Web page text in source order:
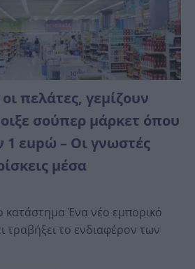
πελάτες, γεμίζουν
σούπερ μάρκετ όπου
1 εupώ – Οι γνωστές
μέσα
κατάστημα Ένα νέο εμπορικό
τραβήξει το ενδιαφέρον των